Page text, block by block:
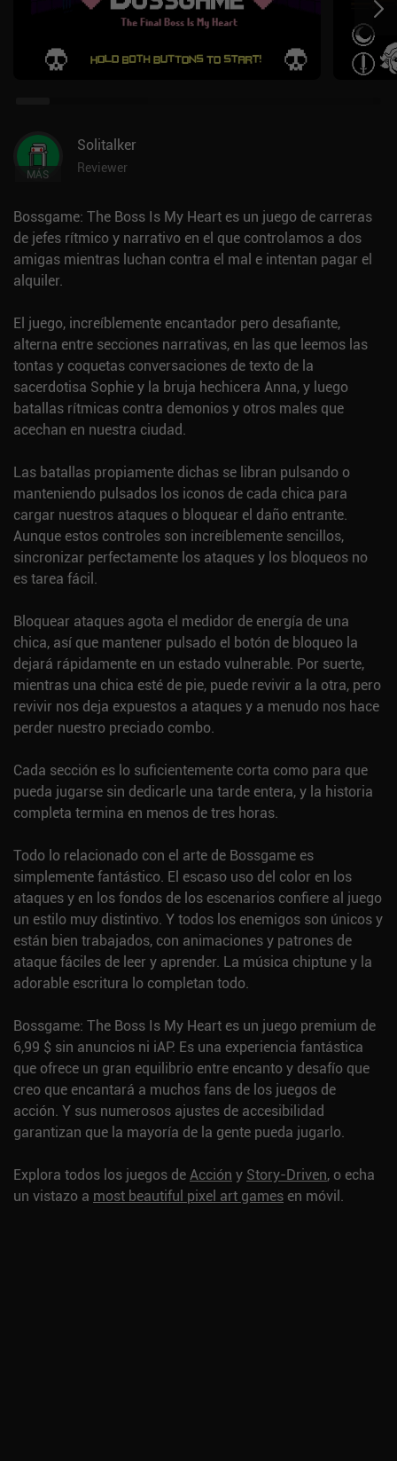
MÁS
Solitalker
Reviewer
Bossgame: The Boss Is My Heart es un juego de carreras
de jefes rítmico y narrativo en el que controlamos a dos
amigas mientras luchan contra el mal e intentan pagar el
alquiler.
El juego, increíblemente encantador pero desafiante,
alterna entre secciones narrativas, en las que leemos las
tontas y coquetas conversaciones de texto de la
sacerdotisa Sophie y la bruja hechicera Anna, y luego
batallas rítmicas contra demonios y otros males que
acechan en nuestra ciudad.
Las batallas propiamente dichas se libran pulsando o
manteniendo pulsados los iconos de cada chica para
cargar nuestros ataques o bloquear el daño entrante.
Aunque estos controles son increíblemente sencillos,
sincronizar perfectamente los ataques y los bloqueos no
es tarea fácil.
Bloquear ataques agota el medidor de energía de una
chica, así que mantener pulsado el botón de bloqueo la
dejará rápidamente en un estado vulnerable. Por suerte,
mientras una chica esté de pie, puede revivir a la otra, pero
revivir nos deja expuestos a ataques y a menudo nos hace
perder nuestro preciado combo.
Cada sección es lo suficientemente corta como para que
pueda jugarse sin dedicarle una tarde entera, y la historia
completa termina en menos de tres horas.
Todo lo relacionado con el arte de Bossgame es
simplemente fantástico. El escaso uso del color en los
ataques y en los fondos de los escenarios confiere al juego
un estilo muy distintivo. Y todos los enemigos son únicos y
están bien trabajados, con animaciones y patrones de
ataque fáciles de leer y aprender. La música chiptune y la
adorable escritura lo completan todo.
Bossgame: The Boss Is My Heart es un juego premium de
6,99 $ sin anuncios ni iAP. Es una experiencia fantástica
que ofrece un gran equilibrio entre encanto y desafío que
creo que encantará a muchos fans de los juegos de
acción. Y sus numerosos ajustes de accesibilidad
garantizan que la mayoría de la gente pueda jugarlo.
Explora todos los juegos deAcción y Story-Driven, o echa
un vistazo a most beautiful pixel art games en móvil.